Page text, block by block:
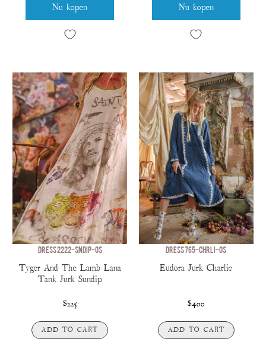
Nu kopen Nu kopen
DRESS 2222-SNDIP-OS
Tyger And The Lamb Lana
Tank Jurk Sundip
$225
ADD TO CART
DRESS 765-CHRLI-OS
Eudora Jurk Charlie
$400
ADD TO CART